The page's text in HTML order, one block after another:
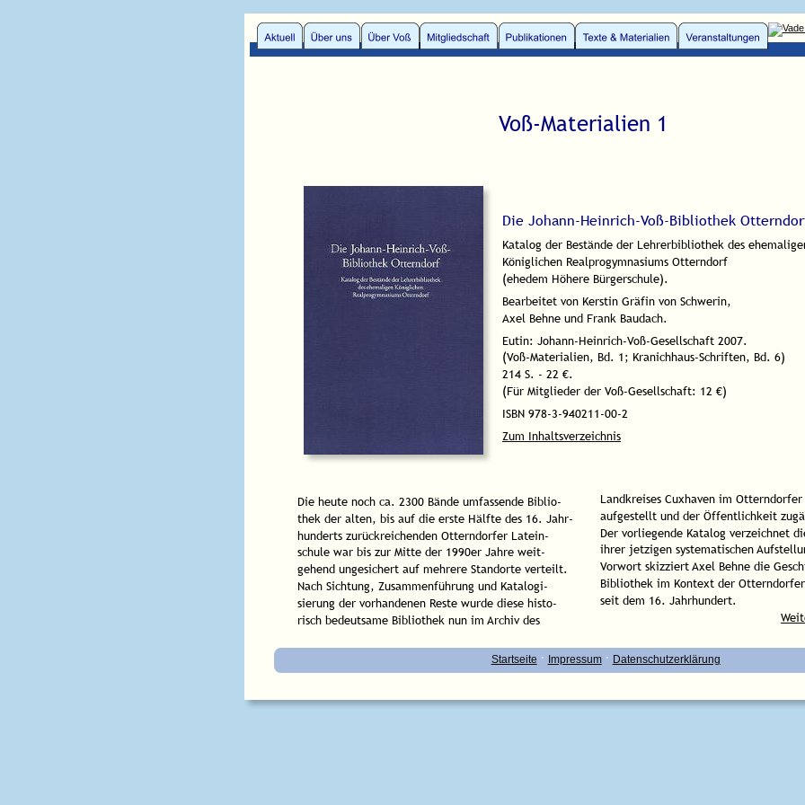
Startseite · Impressum · Datenschutzerklärung
Voß-Materialien 1
Die Johann-Heinrich-Voß-Bibliothek
Katalog der Bestände der Lehrerbibliothek des
Königlichen Realprogymnasiums Otterndorf
(ehedem Höhere Bürgerschule).
Bearbeitet von Kerstin Gräfin von Schwerin,
Axel Behne und Frank Baudach.
Eutin: Johann-Heinrich-Voß-Gesellschaft 2007.
(Voß-Materialien, Bd. 1; Kranichhaus-Schriften, Bd. 6)
214 S. - 22 €.
(Für Mitglieder der Voß-Gesellschaft: 12 €)
ISBN 978-3-940211-00-2
Zum Inhaltsverzeichnis
Die heute noch ca. 2300 Bände umfassende Biblio-
thek der alten, bis auf die erste Hälfte des 16. Jahr-
hunderts zurückreichenden Otterndorfer Latein-
schule war bis zur Mitte der 1990er Jahre weit-
gehend ungesichert auf mehrere Standorte verteilt.
Nach Sichtung, Zusammenführung und Katalogi-
sierung der vorhandenen Reste wurde diese histo-
risch bedeutsame Bibliothek nun im Archiv des
Landkreises Cuxhaven im
aufgestellt und der Öffentlichkeit
Der vorliegende Katalog verzeichnet
ihrer jetzigen systematischen
Vorwort skizziert Axel Behne die
Bibliothek im Kontext der
seit dem 16. Jahrhundert.